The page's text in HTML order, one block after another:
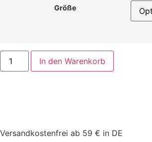
Größe
In den Warenkorb
Versandkostenfrei ab 59 € in DE